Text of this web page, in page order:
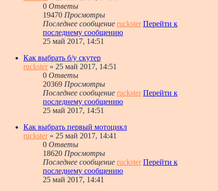
0 Ответы
19470 Просмотры
Последнее сообщение ruckster Перейти к
последнему сообщению
25 май 2017, 14:51
Как выбрать б/у скутер
ruckster» 25 май 2017, 14:51
0 Ответы
20369 Просмотры
Последнее сообщение ruckster Перейти к
последнему сообщению
25 май 2017, 14:51
Как выбрать первый мотоцикл
ruckster» 25 май 2017, 14:41
0 Ответы
18620 Просмотры
Последнее сообщение ruckster Перейти к
последнему сообщению
25 май 2017, 14:41